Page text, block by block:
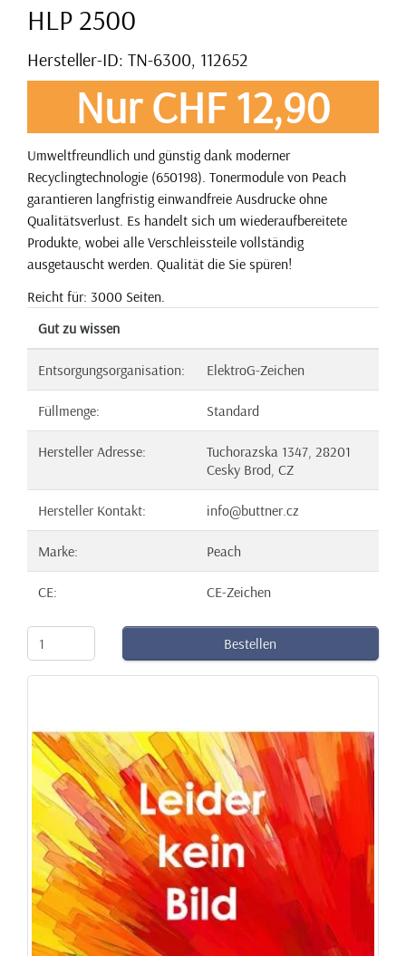
HLP 2500
Hersteller-ID: TN-6300, 112652
Nur CHF 12,90
Umweltfreundlich und günstig dank moderner
Recyclingtechnologie (650198). Tonermodule von Peach
garantieren langfristig einwandfreie Ausdrucke ohne
Qualitätsverlust. Es handelt sich um wiederaufbereitete
Produkte, wobei alle Verschleissteile vollständig
ausgetauscht werden. Qualität die Sie spüren!
Reicht für: 3000 Seiten.
Gut zu wissen
Entsorgungsorganisation: ElektroG-Zeichen
Füllmenge: Standard
Hersteller Adresse:
Tuchorazska 1347, 28201
Cesky Brod, CZ
Hersteller Kontakt: info@buttner.cz
Marke: Peach
CE: CE-Zeichen
Bestellen